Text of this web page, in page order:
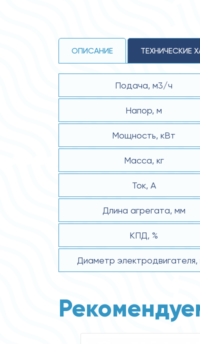
ОПИСАНИЕ ТЕХНИЧЕСКИЕ
Подача, м3/ч
Напор, м
Мощность, кВт
Масса, кг
Ток, А
Длина агрегата, мм
КПД, %
Диаметр электродвигателя,